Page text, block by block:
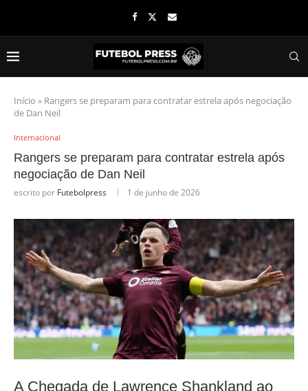
Início » Rangers se preparam para contratar estrela após negociação
de Dan Neil
Internacional
Rangers se preparam para contratar estrela após
negociação de Dan Neil
escrito por Futebolpress 1 de junho de 2026
A Chegada de Lawrence Shankland ao